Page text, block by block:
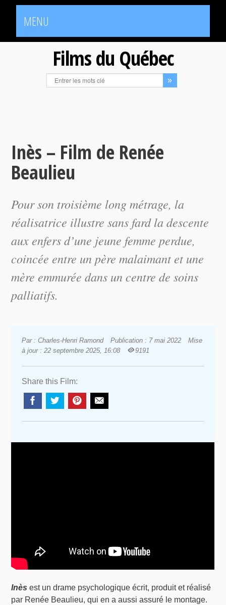
MENU
Films du Québec
Inès – Film de Renée
Beaulieu
Pour son troisième long métrage, la
réalisatrice illustre sans fard la descente
aux enfers d’une jeune femme perdue,
coincée entre un père malaimant et une
mère emmurée dans un centre de soins
palliatifs.
Par : Charles-Henri Ramond Publication : 7 mai 2022
Mise
à jour : 22 septembre 2025, 16:08
9191
Share this Film:
Inès est un drame psychologique écrit, produit et réalisé
par Renée Beaulieu, qui en a aussi assuré le montage.